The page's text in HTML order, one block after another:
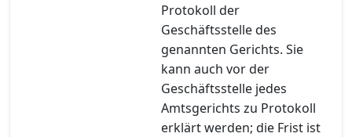
Protokoll der
Geschäftsstelle des
genannten Gerichts. Sie
kann auch vor der
Geschäftsstelle jedes
Amtsgerichts zu Protokoll
erklärt werden; die Frist ist